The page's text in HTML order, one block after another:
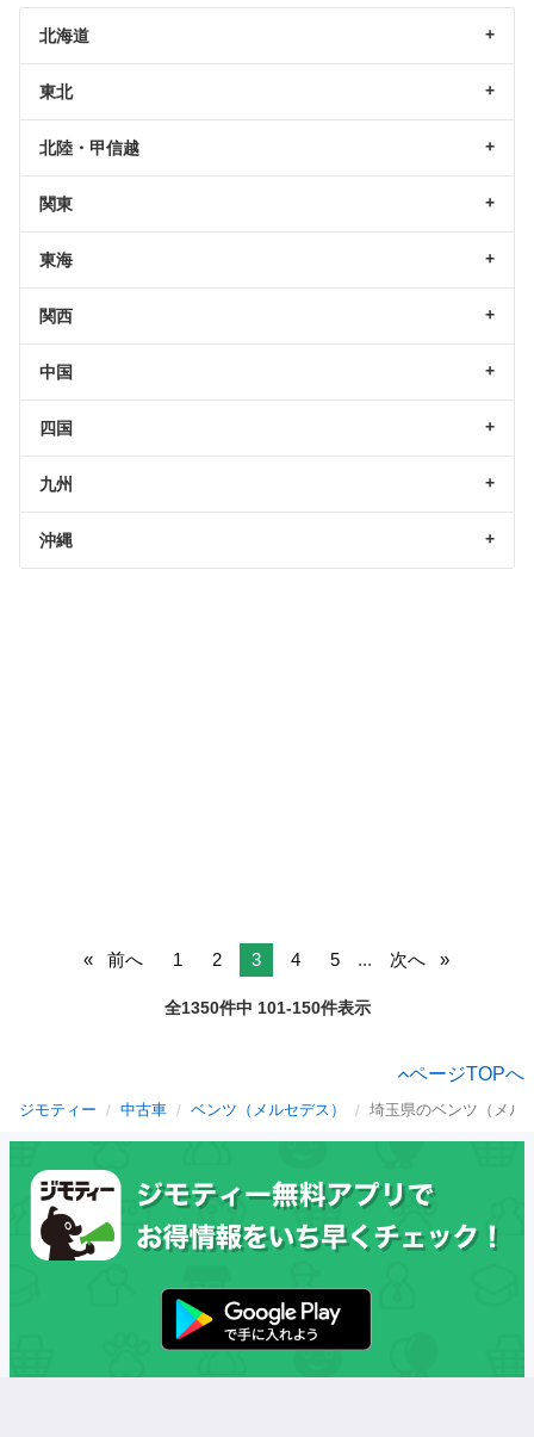
北海道
東北
北陸・甲信越
関東
東海
関西
中国
四国
九州
沖縄
前へ 1 2 3 4 5 ... 次へ
全1350件中 101-150件表示
ページTOPへ
ジモティー 中古車 ベンツ（メルセデス） 埼玉県のベンツ（メル